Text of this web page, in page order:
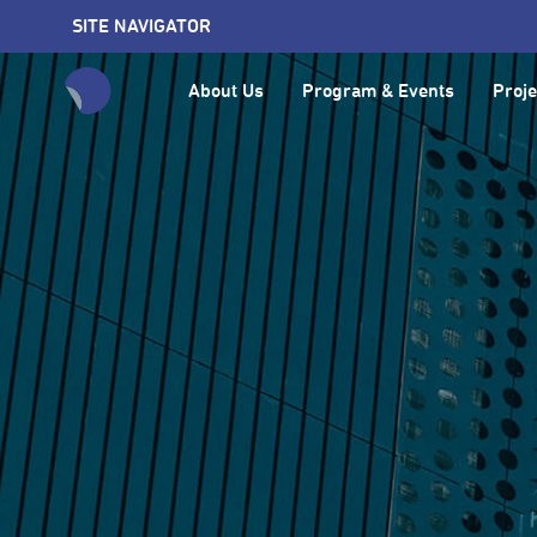
SITE NAVIGATOR
About Us Program & Events
全網站搜尋節目、活動、影音文章